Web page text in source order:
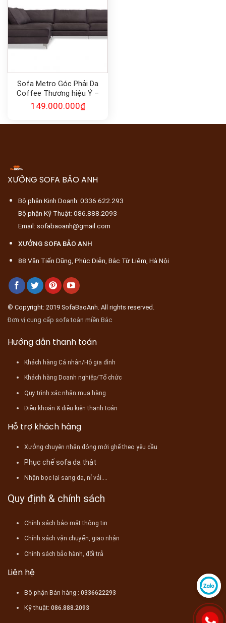
Sofa Metro Góc Phải Da
Coffee Thương hiệu Ý –
Calligaris
149.000.000₫
XƯỞNG SOFA BẢO ANH
Bộ phận Kinh Doanh: 0336.622.293
Bộ phận Kỹ Thuật: 086.888.2093
Email: sofabaoanh@gmail.com
XƯỞNG SOFA BẢO ANH
88 Văn Tiến Dũng, Phúc Diễn, Bắc Từ Liêm, Hà Nội
© Copyright: 2019 SofaBaoAnh. All rights reserved.
Đơn vị cung cấp sofa toàn miền Bắc
Hướng dẫn thanh toán
Khách hàng Cá nhân/Hộ gia đình
Khách hàng Doanh nghiệp/Tổ chức
Quy trình xác nhận mua hàng
Điều khoản & điều kiện thanh toán
Hỗ trợ khách hàng
Xưởng chuyên nhận đóng mới ghế theo yêu cầu
Phục chế sofa da thật
Nhận bọc lại sang da, nỉ vải....
Quy định & chính sách
Chính sách bảo mật thông tin
Chính sách vận chuyển, giao nhận
Chính sách bảo hành, đổi trả
Liên hệ
Bộ phận Bán hàng :0336622293
Kỹ thuật:086.888.2093